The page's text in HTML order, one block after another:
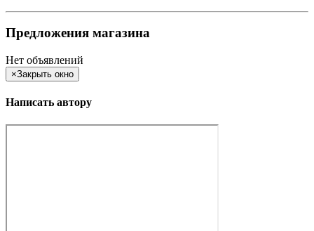
Предложения магазина
Нет объявлений
×Закрыть окно
Написать автору